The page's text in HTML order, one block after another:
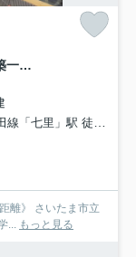
《仲介手数料無料》見沼区堀崎町692-6新築一戸建て
「七里」駅 徒歩18分
... もっと見る